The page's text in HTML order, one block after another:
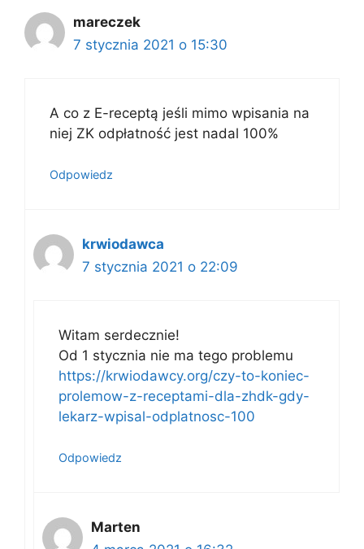
mareczek
7 stycznia 2021 o 15:30
A co z E-receptą jeśli mimo wpisania na
niej ZK odpłatność jest nadal 100%
Odpowiedz
krwiodawca
7 stycznia 2021 o 22:09
Witam serdecznie!
Od 1 stycznia nie ma tego problemu
https://krwiodawcy.org/czy-to-koniec-
prolemow-z-receptami-dla-zhdk-gdy-
lekarz-wpisal-odplatnosc-100
Odpowiedz
Marten